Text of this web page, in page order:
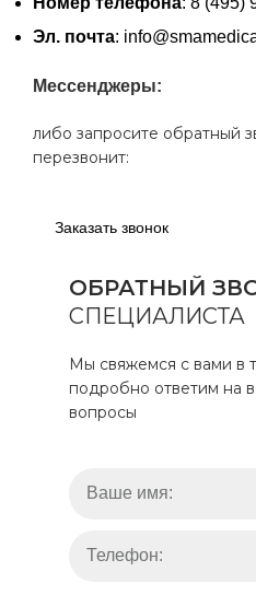
Эл. почта:
Мессенджеры:
либо запросите обратный
перезвонит:
Заказать звонок
ОБРАТНЫЙ
СПЕЦИАЛИСТА
Мы свяжемся с вами в
подробно ответим на
вопросы